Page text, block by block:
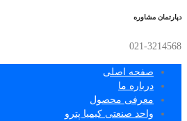
دپارتمان مشاوره
021-3214568
صفحه اصلی
درباره ما
معرفی محصول
واحد صنعتی کیمیا پترو